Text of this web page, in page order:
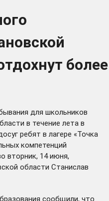
более
для школьников
в течение лета в
ребят в лагере «Точка
компетенций
вторник, 14 июня,
области Станислав
сообщили, что